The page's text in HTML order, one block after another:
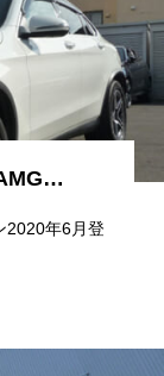
2020年6月登